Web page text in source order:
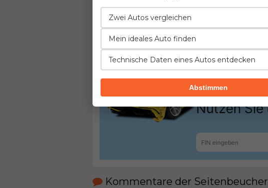
Fahrzeughistorie prüfen
Kommentare der Seitenbeucher
Zwei Autos vergleichen
Mein ideales Auto finden
Technische Daten eines Autos entdecken
Abstimmen